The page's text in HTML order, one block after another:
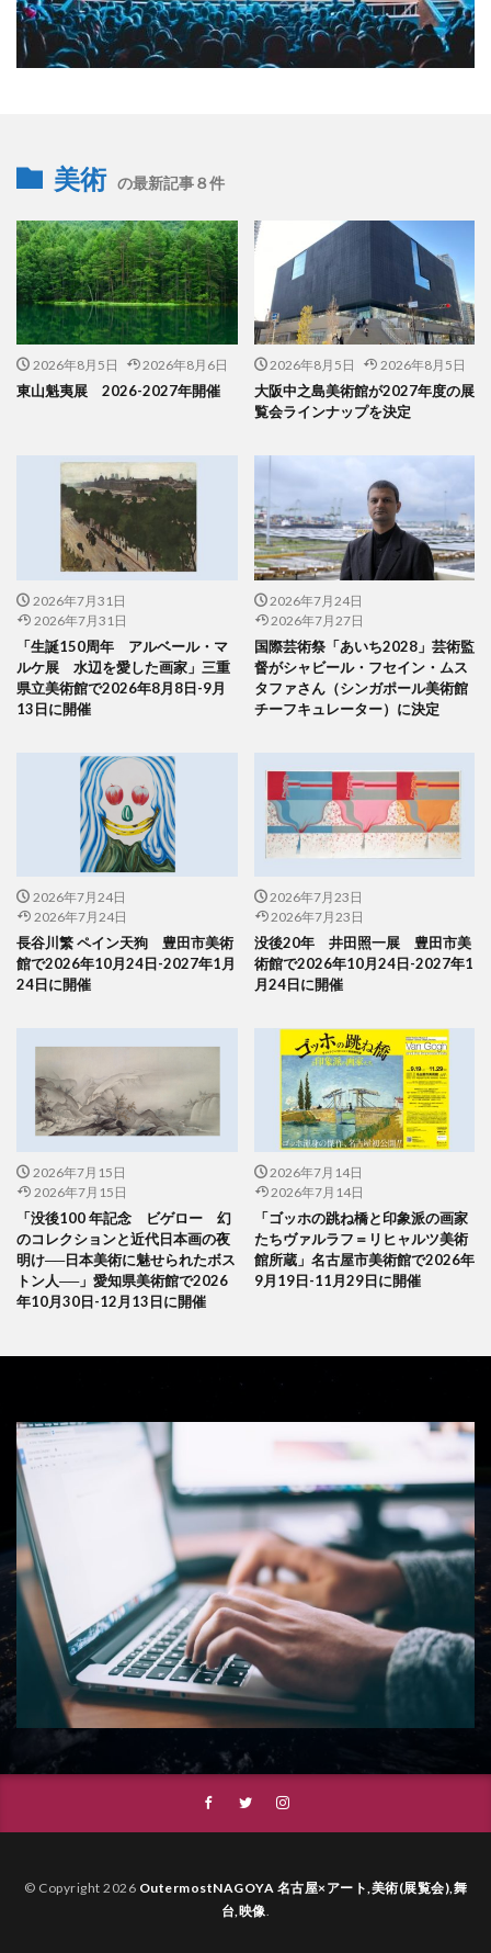
美術 の最新記事８件
2026年8月5日 2026年8月6日
東山魁夷展 2026-2027年開催
2026年8月5日 2026年8月5日
大阪中之島美術館が2027年度の展
覧会ラインナップを決定
2026年7月31日
2026年7月31日
「生誕150周年 アルベール・マ
ルケ展 水辺を愛した画家」三重
県立美術館で2026年8月8日-9月
13日に開催
2026年7月24日
2026年7月27日
国際芸術祭「あいち2028」芸術監
督がシャビール・フセイン・ムス
タファさん（シンガポール美術館
チーフキュレーター）に決定
2026年7月24日
2026年7月24日
長谷川繁 ペイン天狗 豊田市美術
館で2026年10月24日-2027年1月
24日に開催
2026年7月23日
2026年7月23日
没後20年 井田照一展 豊田市美
術館で2026年10月24日-2027年1
月24日に開催
2026年7月15日
2026年7月15日
「没後100 年記念 ビゲロー 幻
のコレクションと近代日本画の夜
明け──日本美術に魅せられたボス
トン人──」愛知県美術館で2026
年10月30日-12月13日に開催
2026年7月14日
2026年7月14日
「ゴッホの跳ね橋と印象派の画家
たちヴァルラフ＝リヒャルツ美術
館所蔵」名古屋市美術館で2026年
9月19日-11月29日に開催
© Copyright 2026 OutermostNAGOYA 名古屋×アート,美術(展覧会),舞
台,映像